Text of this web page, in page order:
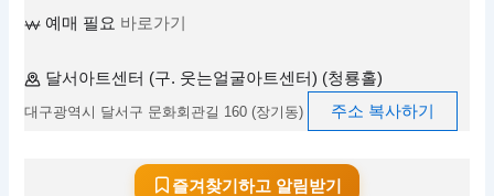
예매 필요 바로가기
달서아트센터 (구. 웃는얼굴아트센터) (청룡홀)
대구광역시 달서구 문화회관길 160 (장기동) 주소 복사하기
즐겨찾기하고 알림받기